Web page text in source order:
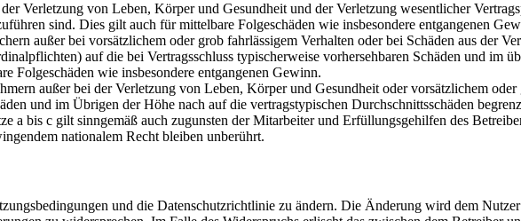
Verletzung von Leben, Körper und Gesundheit und der Verletzung wesentlicher
sind. Dies gilt auch für mittelbare Folgeschäden wie insbesondere entgangenen
außer bei vorsätzlichem oder grob fahrlässigem Verhalten oder bei Schäden aus der
auf die bei Vertragsschluss typischerweise vorhersehbaren Schäden und im
Folgeschäden wie insbesondere entgangenen Gewinn.
außer bei der Verletzung von Leben, Körper und Gesundheit oder vorsätzlichem
und im Übrigen der Höhe nach auf die vertragstypischen Durchschnittsschäden
a bis c gilt sinngemäß auch zugunsten der Mitarbeiter und Erfüllungsgehilfen des
nationalem Recht bleiben unberührt.
und die Datenschutzrichtlinie zu ändern. Die Änderung wird dem